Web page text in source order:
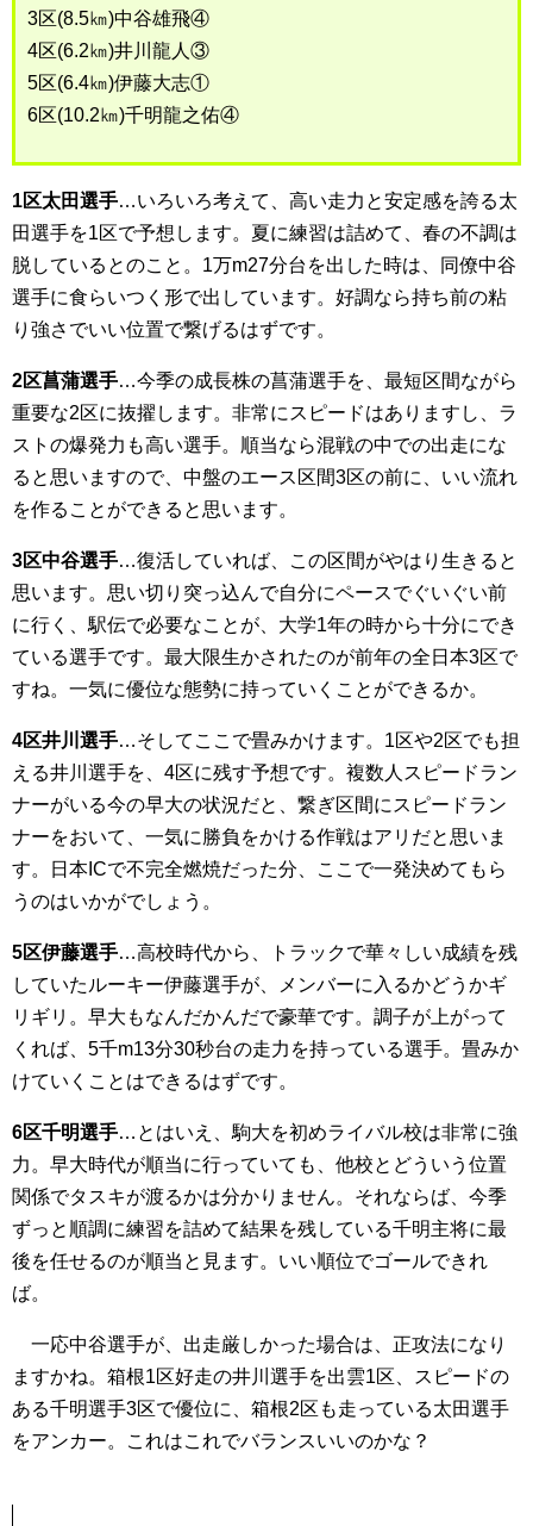
3区(8.5㎞)中谷雄飛④
4区(6.2㎞)井川龍人③
5区(6.4㎞)伊藤大志①
6区(10.2㎞)千明龍之佑④
1区太田選手…いろいろ考えて、高い走力と安定感を誇る太
田選手を1区で予想します。夏に練習は詰めて、春の不調は
脱しているとのこと。1万m27分台を出した時は、同僚中谷
選手に食らいつく形で出しています。好調なら持ち前の粘
り強さでいい位置で繋げるはずです。
2区菖蒲選手…今季の成長株の菖蒲選手を、最短区間ながら
重要な2区に抜擢します。非常にスピードはありますし、ラ
ストの爆発力も高い選手。順当なら混戦の中での出走にな
ると思いますので、中盤のエース区間3区の前に、いい流れ
を作ることができると思います。
3区中谷選手…復活していれば、この区間がやはり生きると
思います。思い切り突っ込んで自分にペースでぐいぐい前
に行く、駅伝で必要なことが、大学1年の時から十分にでき
ている選手です。最大限生かされたのが前年の全日本3区で
すね。一気に優位な態勢に持っていくことができるか。
4区井川選手…そしてここで畳みかけます。1区や2区でも担
える井川選手を、4区に残す予想です。複数人スピードラン
ナーがいる今の早大の状況だと、繋ぎ区間にスピードラン
ナーをおいて、一気に勝負をかける作戦はアリだと思いま
す。日本ICで不完全燃焼だった分、ここで一発決めてもら
うのはいかがでしょう。
5区伊藤選手…高校時代から、トラックで華々しい成績を残
していたルーキー伊藤選手が、メンバーに入るかどうかギ
リギリ。早大もなんだかんだで豪華です。調子が上がって
くれば、5千m13分30秒台の走力を持っている選手。畳みか
けていくことはできるはずです。
6区千明選手…とはいえ、駒大を初めライバル校は非常に強
力。早大時代が順当に行っていても、他校とどういう位置
関係でタスキが渡るかは分かりません。それならば、今季
ずっと順調に練習を詰めて結果を残している千明主将に最
後を任せるのが順当と見ます。いい順位でゴールできれ
ば。
一応中谷選手が、出走厳しかった場合は、正攻法になり
ますかね。箱根1区好走の井川選手を出雲1区、スピードの
ある千明選手3区で優位に、箱根2区も走っている太田選手
をアンカー。これはこれでバランスいいのかな？